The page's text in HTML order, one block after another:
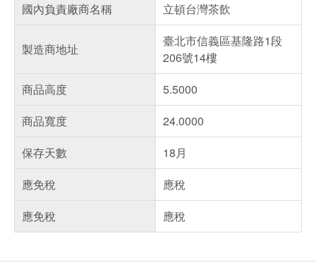
國內負責廠商名稱
立頓台灣茶飲
製造商地址
臺北市信義區基隆路1段
206號14樓
商品高度
5.5000
商品寬度
24.0000
保存天數
18月
應免稅
應稅
應免稅
應稅